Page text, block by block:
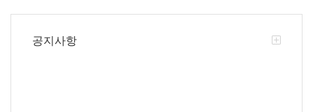
공지사항